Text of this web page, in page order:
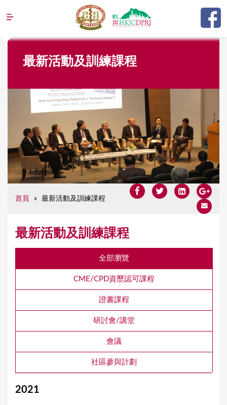
Jump to navigation
h
e
r
最新活動及訓練課程
首頁 » 最新活動及訓練課程
最新活動及訓練課程
全部瀏覽
CME/CPD資歷認可課程
證書課程
研討會/講堂
會議
社區參與計劃
2021